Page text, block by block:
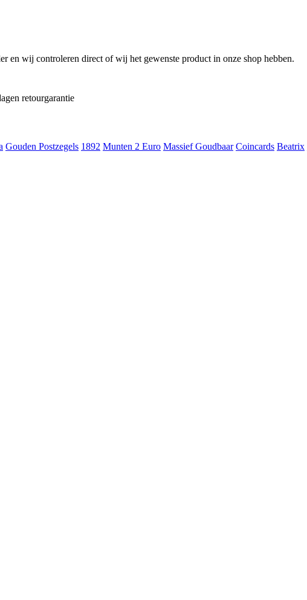
en wij controleren direct of wij het gewenste product in onze shop hebben.
retourgarantie
Gouden Postzegels 1892 Munten 2 Euro Massief Goudbaar Coincards Beatrix